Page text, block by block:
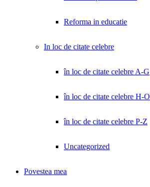
Reforma in educatie
In loc de citate celebre
în loc de citate celebre A-G
în loc de citate celebre H-O
în loc de citate celebre P-Z
Uncategorized
Povestea mea